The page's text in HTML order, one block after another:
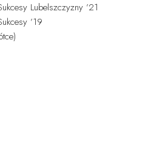
Lubelszczyzny ’21
’19